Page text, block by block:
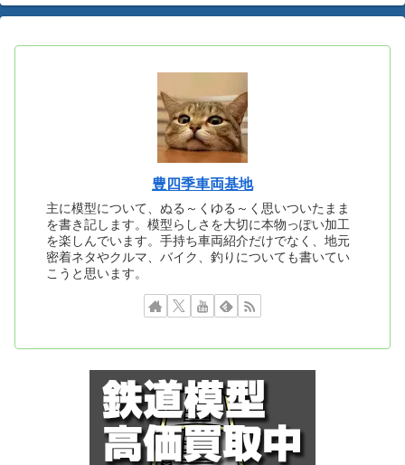
豊四季車両基地
主に模型について、ぬる～くゆる～く思いついたまま
を書き記します。模型らしさを大切に本物っぽい加工
を楽しんでいます。手持ち車両紹介だけでなく、地元
密着ネタやクルマ、バイク、釣りについても書いてい
こうと思います。